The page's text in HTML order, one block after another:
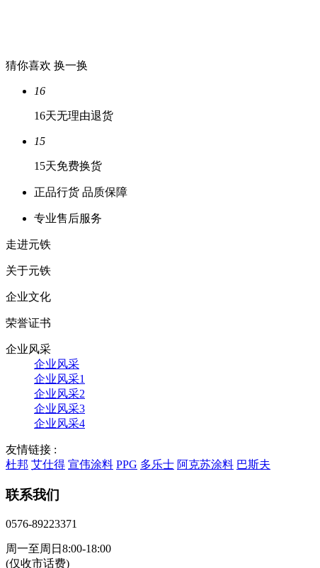
猜你喜欢 换一换
16
16天无理由退货
15
15天免费换货
正品行货 品质保障
专业售后服务
走进元铁
关于元铁
企业文化
荣誉证书
企业风采
企业风采
企业风采1
企业风采2
企业风采3
企业风采4
友情链接 :
杜邦 艾仕得 宣伟涂料 PPG 多乐士 阿克苏涂料 巴斯夫
联系我们
0576-89223371
周一至周日8:00-18:00
(仅收市话费)